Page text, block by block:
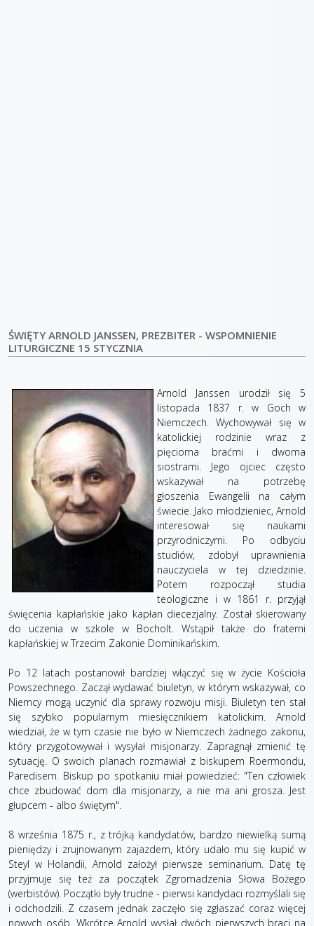
ŚWIĘTY ARNOLD JANSSEN, PREZBITER - WSPOMNIENIE
LITURGICZNE 15 STYCZNIA
Arnold Janssen urodził się 5
listopada 1837 r. w Goch w
Niemczech. Wychowywał się w
katolickiej rodzinie wraz z
pięcioma braćmi i dwoma
siostrami. Jego ojciec często
wskazywał na potrzebę
głoszenia Ewangelii na całym
świecie. Jako młodzieniec, Arnold
interesował się naukami
przyrodniczymi. Po odbyciu
studiów, zdobył uprawnienia
nauczyciela w tej dziedzinie.
Potem rozpoczął studia
teologiczne i w 1861 r. przyjął
święcenia kapłańskie jako kapłan diecezjalny. Został skierowany
do uczenia w szkole w Bocholt. Wstąpił także do fraterni
kapłańskiej w Trzecim Zakonie Dominikańskim.
Po 12 latach postanowił bardziej włączyć się w życie Kościoła
Powszechnego. Zaczął wydawać biuletyn, w którym wskazywał, co
Niemcy mogą uczynić dla sprawy rozwoju misji. Biuletyn ten stał
się szybko popularnym miesięcznikiem katolickim. Arnold
wiedział, że w tym czasie nie było w Niemczech żadnego zakonu,
który przygotowywał i wysyłał misjonarzy. Zapragnął zmienić tę
sytuację. O swoich planach rozmawiał z biskupem Roermondu,
Paredisem. Biskup po spotkaniu miał powiedzieć: "Ten człowiek
chce zbudować dom dla misjonarzy, a nie ma ani grosza. Jest
głupcem - albo świętym".
8 września 1875 r., z trójką kandydatów, bardzo niewielką sumą
pieniędzy i zrujnowanym zajazdem, który udało mu się kupić w
Steyl w Holandii, Arnold założył pierwsze seminarium. Datę tę
przyjmuje się też za początek Zgromadzenia Słowa Bożego
(werbistów). Początki były trudne - pierwsi kandydaci rozmyślali się
i odchodzili. Z czasem jednak zaczęło się zgłaszać coraz więcej
nowych osób. Wkrótce Arnold wysłał dwóch pierwszych braci na